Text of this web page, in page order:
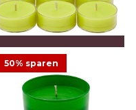
21
LEGEN
Elderflower &
Mint, 12 St.
50% sparen